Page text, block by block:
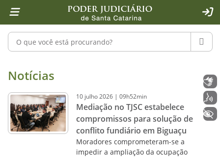
1 Ir para o conteúdo
2 Ir para a ferramenta de acessibilidade - Rybená
4 Ir para o menu principal
5 Ir para a pesquisa
6 Ir para o rodapé
7 Ir para a página inicial
Pesquisar no portal
Notícias - Imprensa - Poder
Notícias
10 julho2026 | 09h52min
Mediação no TJSC estabelece
compromissos para solução de
conflito fundiário em Biguaçu
Moradores comprometeram-se a
impedir a ampliação da ocupação
+ Acessibilidade